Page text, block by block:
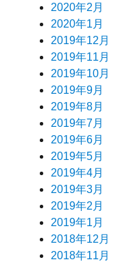
2020年2月
2020年1月
2019年12月
2019年11月
2019年10月
2019年9月
2019年8月
2019年7月
2019年6月
2019年5月
2019年4月
2019年3月
2019年2月
2019年1月
2018年12月
2018年11月